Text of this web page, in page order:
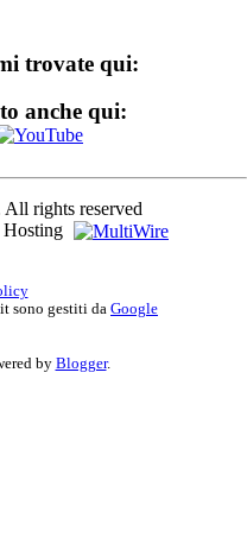
trovate qui:
anche qui:
rights reserved
Hosting
sono gestiti da Google
by Blogger.